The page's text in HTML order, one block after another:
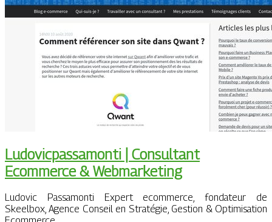
Ludovicpas­sa­mon­ti | Consultant
Ecommerce & Web­mar­ke­ting
Ludovic Passamonti Expert ecommerce, fondateur de
Skeelbox, Agence Conseil en Stratégie, Gestion & Optimisation